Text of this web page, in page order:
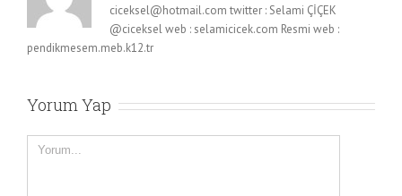
ciceksel@hotmail.com twitter : Selami ÇİÇEK
@ciceksel web : selamicicek.com Resmi web :
pendikmesem.meb.k12.tr
Yorum Yap
Yorum